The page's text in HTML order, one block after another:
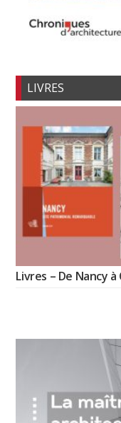
LIVRES
Livres – De Nancy